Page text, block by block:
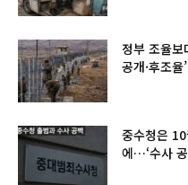
정부 조율
공개·후조율
중수청은
에…‘수사